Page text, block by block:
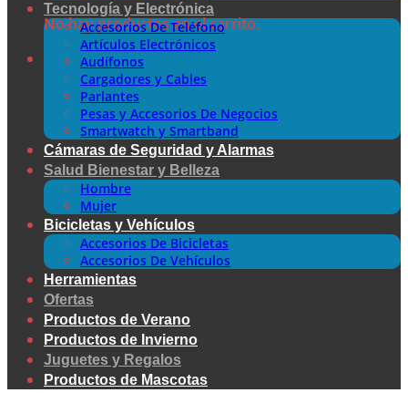
No hay productos en el carrito.
Tecnología y Electrónica
Accesorios De Teléfono
Artículos Electrónicos
Audífonos
Cargadores y Cables
Parlantes
Pesas y Accesorios De Negocios
Smartwatch y Smartband
Cámaras de Seguridad y Alarmas
Salud Bienestar y Belleza
Hombre
Mujer
Bicicletas y Vehículos
Accesorios De Bicicletas
Accesorios De Vehículos
Herramientas
Ofertas
Productos de Verano
Productos de Invierno
Juguetes y Regalos
Productos de Mascotas